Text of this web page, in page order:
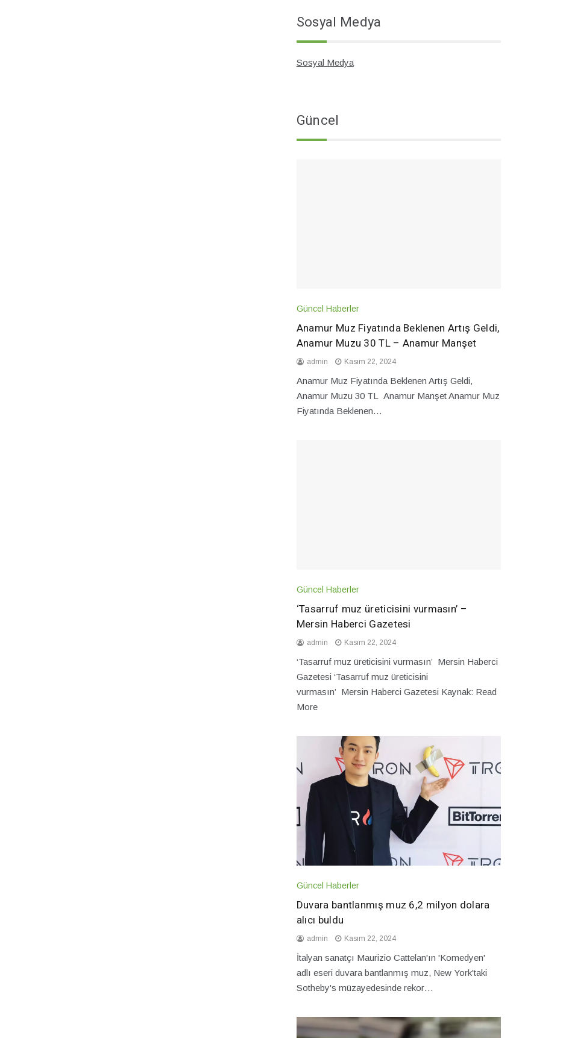
Sosyal Medya
Sosyal Medya
Güncel
Güncel Haberler
Anamur Muz Fiyatında Beklenen Artış Geldi,
Anamur Muzu 30 TL – Anamur Manşet
admin Kasım 22, 2024
Anamur Muz Fiyatında Beklenen Artış Geldi,
Anamur Muzu 30 TL Anamur Manşet Anamur Muz
Fiyatında Beklenen…
Güncel Haberler
‘Tasarruf muz üreticisini vurmasın’ –
Mersin Haberci Gazetesi
admin Kasım 22, 2024
‘Tasarruf muz üreticisini vurmasın’ Mersin Haberci
Gazetesi ‘Tasarruf muz üreticisini
vurmasın’ Mersin Haberci Gazetesi Kaynak: Read
More
Güncel Haberler
Duvara bantlanmış muz 6,2 milyon dolara
alıcı buldu
admin Kasım 22, 2024
İtalyan sanatçı Maurizio Cattelan'ın 'Komedyen'
adlı eseri duvara bantlanmış muz, New York'taki
Sotheby's müzayedesinde rekor…